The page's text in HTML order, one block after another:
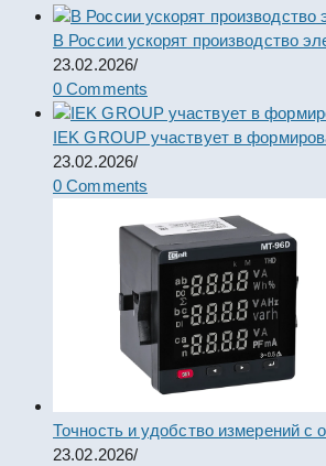
В России ускорят производство
23.02.2026/
0 Comments
IEK GROUP участвует в
23.02.2026/
0 Comments
Точность и удобство измерений с
23.02.2026/